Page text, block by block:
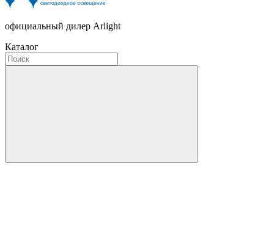
официальный дилер Arlight
Каталог